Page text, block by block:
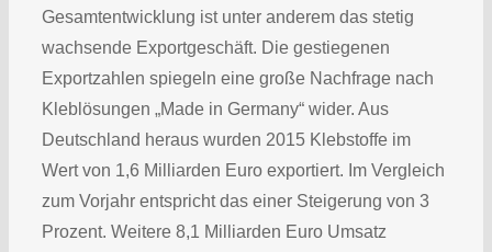
Gesamtentwicklung ist unter anderem das stetig
wachsende Exportgeschäft. Die gestiegenen
Exportzahlen spiegeln eine große Nachfrage nach
Kleblösungen „Made in Germany“ wider. Aus
Deutschland heraus wurden 2015 Klebstoffe im
Wert von 1,6 Milliarden Euro exportiert. Im Vergleich
zum Vorjahr entspricht das einer Steigerung von 3
Prozent. Weitere 8,1 Milliarden Euro Umsatz